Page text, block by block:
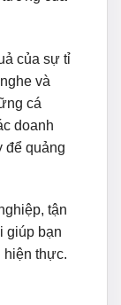
của sự tỉ
và
cá
doanh
để quảng
tận
giúp bạn
hiện thực.